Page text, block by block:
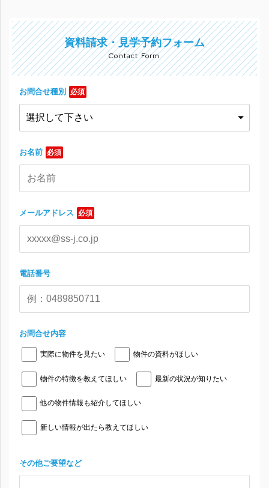
資料請求・見学予約フォーム
Contact Form
お問合せ種別 必須
お名前 必須
メールアドレス 必須
電話番号
お問合せ内容
実際に物件を見たい 物件の資料がほしい
物件の特徴を教えてほしい 最新の状況が知りたい
他の物件情報も紹介してほしい
新しい情報が出たら教えてほしい
その他ご要望など